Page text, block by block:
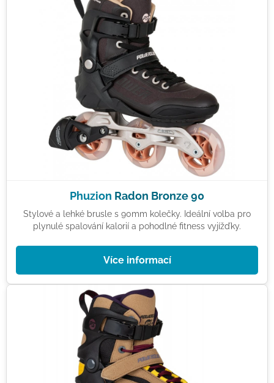
Phuzion Radon Bronze 90
Stylové a lehké brusle s 90mm kolečky. Ideální volba pro
plynulé spalování kalorií a pohodlné fitness vyjížďky.
Více informací